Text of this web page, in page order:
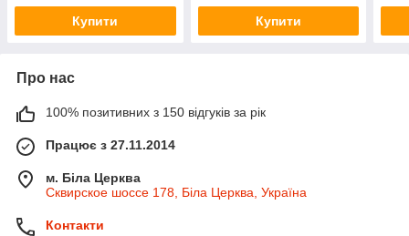
Купити Купити
Про нас
100% позитивних з 150 відгуків за рік
Працює з 27.11.2014
м. Біла Церква
Сквирское шоссе 178, Біла Церква, Україна
Контакти